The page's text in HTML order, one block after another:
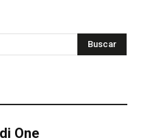
Buscar
One